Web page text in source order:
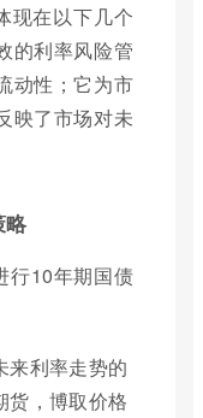
现在以下几个
的利率风险管
动性；它为市
映了市场对未
略
行10年期国债
来利率走势的
货，博取价格